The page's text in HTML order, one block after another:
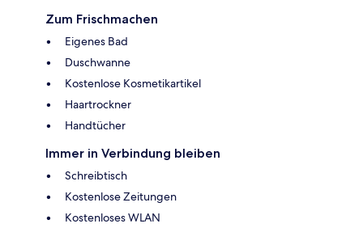
Zum Frischmachen
Eigenes Bad
Duschwanne
Kostenlose Kosmetikartikel
Haartrockner
Handtücher
Immer in Verbindung bleiben
Schreibtisch
Kostenlose Zeitungen
Kostenloses WLAN